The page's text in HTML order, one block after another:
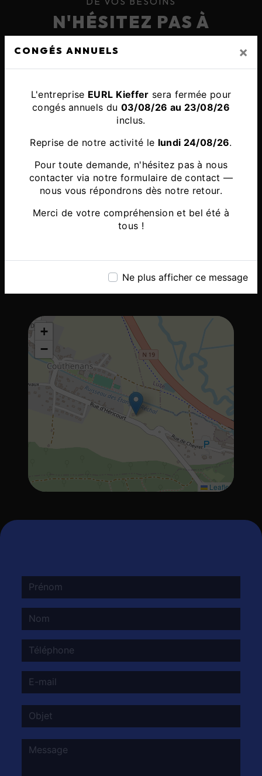
CONGÉS ANNUELS ×
L'entreprise EURL Kieffer sera fermée pour
congés annuels du 03/08/26 au 23/08/26
inclus.
Reprise de notre activité le lundi 24/08/26.
Pour toute demande, n'hésitez pas à nous
contacter via notreformulaire de contact —
nous vous répondrons dès notre retour.
Merci de votre compréhension et bel été à
tous !
Ne plus afficher ce message
N'HÉSITEZ PAS À
NOUS CONTACTER
Adresse
Z.A. Le Charbonneau Rue d’Héricourt
70400 Couthenans
Téléphone
03 84 46 48 49
+
−
Leaflet